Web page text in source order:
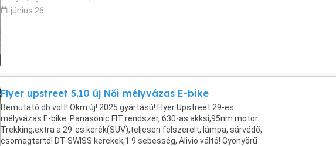
június 26
Flyer upstreet 5.10 új Női mélyvázas E-bike
Bemutató db volt! Okm új! 2025 gyártású! Flyer Upstreet 29-es
mélyvázas E-bike. Panasonic FIT rendszer, 630-as akksi,95nm motor.
Trekking,extra a 29-es kerék(SUV),teljesen felszerelt, lámpa, sárvédő,
csomagtartó! DT SWISS kerekek,1 9 sebesség, Alivio váltó! Gyönyörű